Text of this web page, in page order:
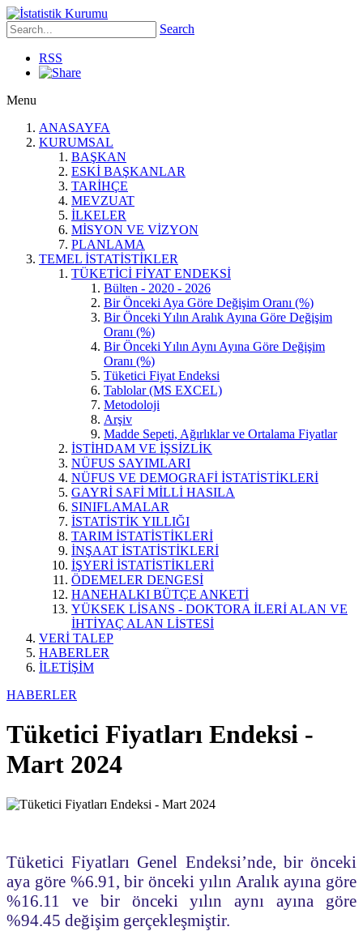
Search
RSS
Menu
ANASAYFA
KURUMSAL
BAŞKAN
ESKİ BAŞKANLAR
TARİHÇE
MEVZUAT
İLKELER
MİSYON VE VİZYON
PLANLAMA
TEMEL İSTATİSTİKLER
TÜKETİCİ FİYAT ENDEKSİ
Bülten - 2020 - 2026
Bir Önceki Aya Göre Değişim Oranı (%)
Bir Önceki Yılın Aralık Ayına Göre Değişim
Oranı (%)
Bir Önceki Yılın Aynı Ayına Göre Değişim
Oranı (%)
Tüketici Fiyat Endeksi
Tablolar (MS EXCEL)
Metodoloji
Arşiv
Madde Sepeti, Ağırlıklar ve Ortalama Fiyatlar
İSTİHDAM VE İŞSİZLİK
NÜFUS SAYIMLARI
NÜFUS VE DEMOGRAFİ İSTATİSTİKLERİ
GAYRİ SAFİ MİLLİ HASILA
SINIFLAMALAR
İSTATİSTİK YILLIĞI
TARIM İSTATİSTİKLERİ
İNŞAAT İSTATİSTİKLERİ
İŞYERİ İSTATİSTİKLERİ
ÖDEMELER DENGESİ
HANEHALKI BÜTÇE ANKETİ
YÜKSEK LİSANS - DOKTORA İLERİ ALAN VE
İHTİYAÇ ALAN LİSTESİ
VERİ TALEP
HABERLER
İLETİŞİM
HABERLER
Tüketici Fiyatları Endeksi -
Mart 2024
Tüketici Fiyatları Genel Endeksi’nde, bir önceki
aya göre %6.91, bir önceki yılın Aralık ayına göre
%16.11 ve bir önceki yılın aynı ayına göre
%94.45 değişim gerçekleşmiştir.